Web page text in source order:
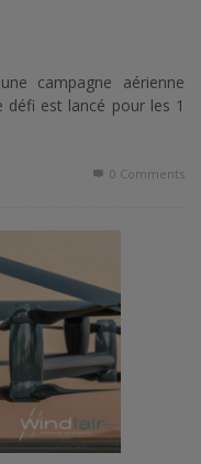
campagne aérienne
est lancé pour les 1
0 Comments